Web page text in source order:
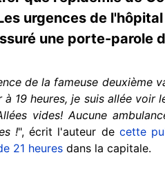
urgences de
une porte-parole
de la fameuse deuxième
19 heures, je suis allée voir
vides! Aucune
!", écrit l'auteur de cette
21 heures dans la capitale.